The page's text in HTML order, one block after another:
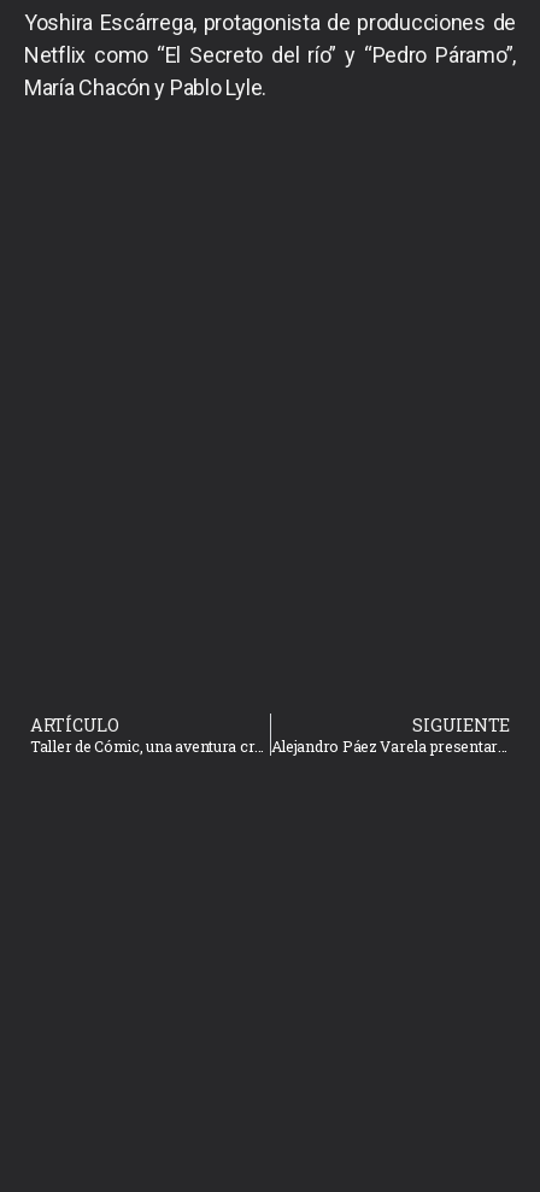
Yoshira Escárrega, protagonista de producciones de
Netflix como “El Secreto del río” y “Pedro Páramo”,
María Chacón y Pablo Lyle.
ARTÍCULO
Taller de Cómic, una aventura creativa que está por iniciar
SIGUIENTE